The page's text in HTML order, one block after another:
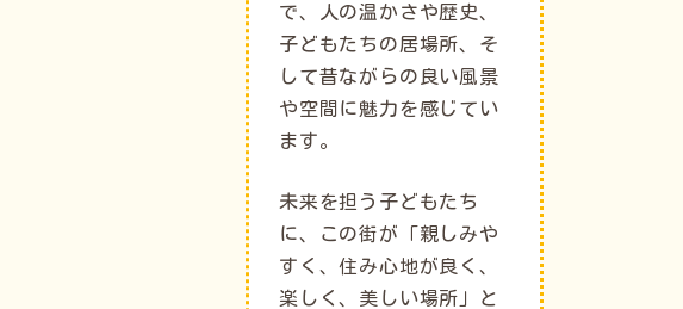
で、人の温かさや歴史、
子どもたちの居場所、そ
して昔ながらの良い風景
や空間に魅力を感じてい
ます。
未来を担う子どもたち
に、この街が「親しみや
すく、住み心地が良く、
楽しく、美しい場所」と